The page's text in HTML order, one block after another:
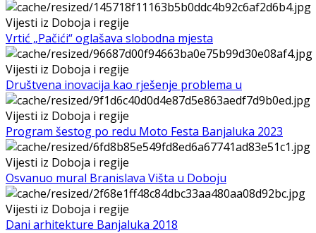
Vijesti iz Doboja i regije
Vrtić „Pačići“ oglašava slobodna mjesta
Vijesti iz Doboja i regije
Društvena inovacija kao rješenje problema u
Vijesti iz Doboja i regije
Program šestog po redu Moto Festa Banjaluka 2023
Vijesti iz Doboja i regije
Osvanuo mural Branislava Višta u Doboju
Vijesti iz Doboja i regije
Dani arhitekture Banjaluka 2018